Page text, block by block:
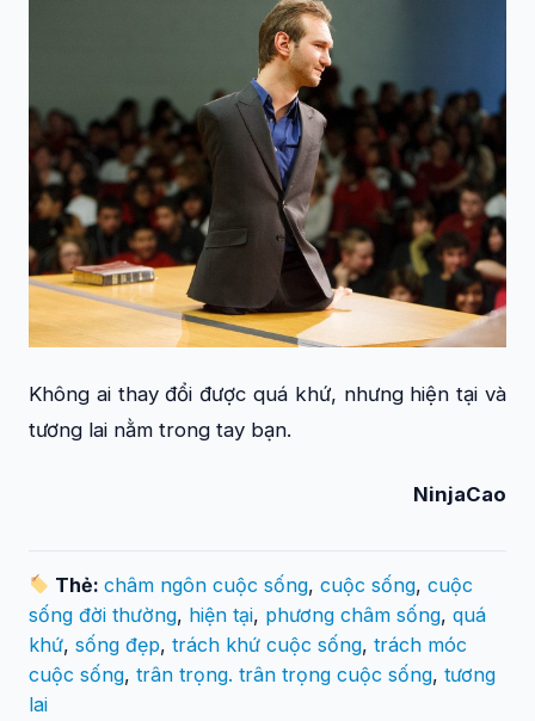
Không ai thay đổi được quá khứ, nhưng hiện tại và
tương lai nằm trong tay bạn.
NinjaCao
Thẻ:châm ngôn cuộc sống,cuộc sống,cuộc
sống đời thường, hiện tại, phương châm sống, quá
khứ, sống đẹp, trách khứ cuộc sống, trách móc
cuộc sống, trân trọng. trân trọng cuộc sống, tương
lai